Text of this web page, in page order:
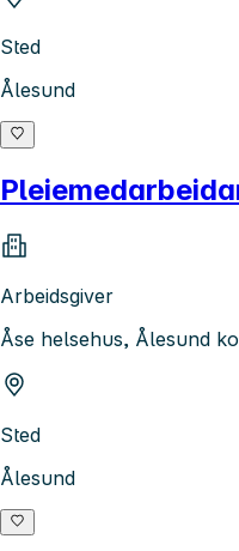
Sted
Ålesund
Arbeidsgiver
Åse helsehus, Ålesund
Sted
Ålesund